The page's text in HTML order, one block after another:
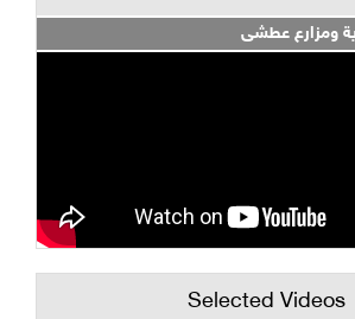
ومزارع عطشى
Selected Videos